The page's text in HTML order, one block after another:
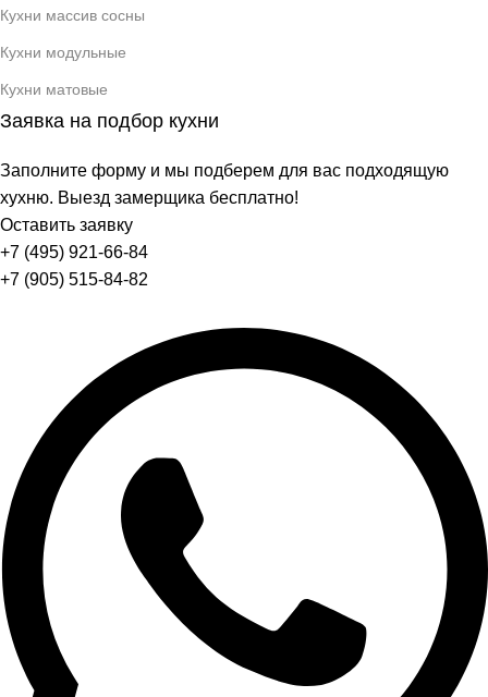
Кухни массив сосны
Кухни модульные
Кухни матовые
Заявка на подбор кухни
Заполните форму и мы подберем для вас подходящую
хухню. Выезд замерщика бесплатно!
Оставить заявку
+7 (495) 921-66-84
+7 (905) 515-84-82